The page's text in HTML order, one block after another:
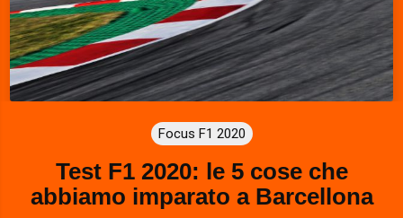
Focus F1 2020
Test F1 2020: le 5 cose che
abbiamo imparato a Barcellona